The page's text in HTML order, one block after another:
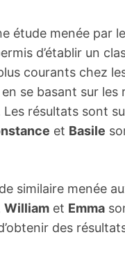
étude menée par
d’établir un
courants chez
se basant sur les
Les résultats sont
et Basile
similaire menée
William et Emma
des